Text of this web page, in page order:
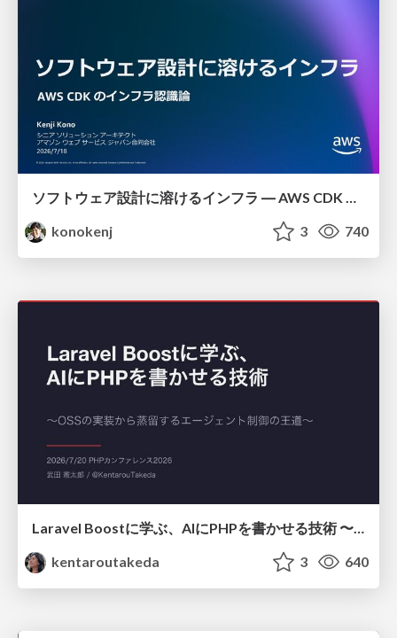
ソフトウェア設計に溶けるインフラ ― AWS CDK のインフラ認識論
konokenj
3 740
kentaroutakeda
3 640